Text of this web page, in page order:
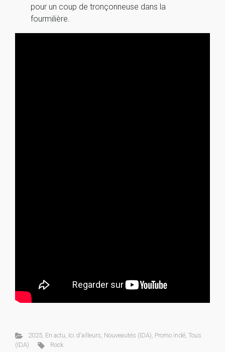
pour un coup de tronçonneuse dans la
fourmilière.
2025, En actu, Ici d'ailleurs, Nouveautés (IDA), Promo indé, Tous
(IDA)
Rock